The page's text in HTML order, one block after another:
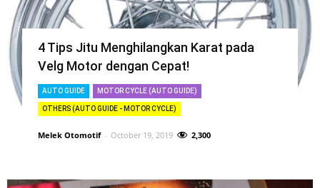
4 Tips Jitu Menghilangkan Karat pada
Velg Motor dengan Cepat!
AUTO GUIDE MOTOR CYCLE (AUTO GUIDE)
OTHERS (AUTO GUIDE - MOTOR CYCLE)
Melek Otomotif - October 19, 2019 2,300